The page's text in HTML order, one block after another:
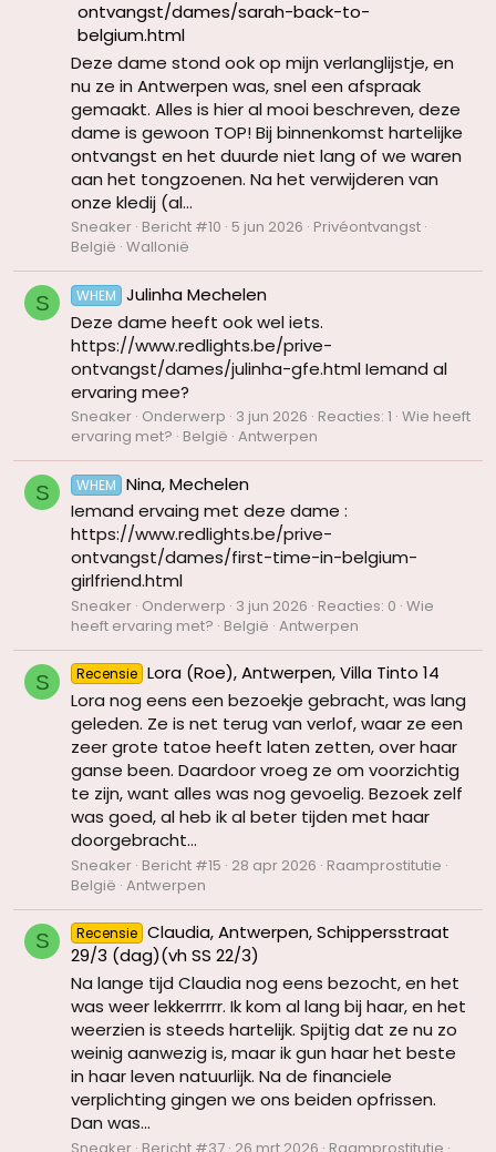
ontvangst/dames/sarah-back-to-
belgium.html
Deze dame stond ook op mijn verlanglijstje, en
nu ze in Antwerpen was, snel een afspraak
gemaakt. Alles is hier al mooi beschreven, deze
dame is gewoon TOP! Bij binnenkomst hartelijke
ontvangst en het duurde niet lang of we waren
aan het tongzoenen. Na het verwijderen van
onze kledij (al...
Sneaker Bericht #10 5 jun 2026 Privéontvangst
België Wallonië
S WHEM
Julinha Mechelen
Deze dame heeft ook wel iets.
https://www.redlights.be/prive-
ontvangst/dames/julinha-gfe.html Iemand al
ervaring mee?
Sneaker Onderwerp 3 jun 2026 Reacties: 1 Wie heeft
ervaring met? België Antwerpen
S WHEM
Nina, Mechelen
Iemand ervaing met deze dame :
https://www.redlights.be/prive-
ontvangst/dames/first-time-in-belgium-
girlfriend.html
Sneaker Onderwerp 3 jun 2026 Reacties: 0 Wie
heeft ervaring met? België Antwerpen
S Recensie Lora (Roe), Antwerpen, Villa Tinto 14
Lora nog eens een bezoekje gebracht, was lang
geleden. Ze is net terug van verlof, waar ze een
zeer grote tatoe heeft laten zetten, over haar
ganse been. Daardoor vroeg ze om voorzichtig
te zijn, want alles was nog gevoelig. Bezoek zelf
was goed, al heb ik al beter tijden met haar
doorgebracht...
Sneaker Bericht #15 28 apr 2026 Raamprostitutie
België Antwerpen
S Recensie Claudia, Antwerpen, Schippersstraat
29/3 (dag)(vh SS 22/3)
Na lange tijd Claudia nog eens bezocht, en het
was weer lekkerrrrr. Ik kom al lang bij haar, en het
weerzien is steeds hartelijk. Spijtig dat ze nu zo
weinig aanwezig is, maar ik gun haar het beste
in haar leven natuurlijk. Na de financiele
verplichting gingen we ons beiden opfrissen.
Dan was...
Sneaker Bericht #37 26 mrt 2026 Raamprostitutie